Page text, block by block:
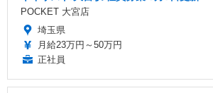
POCKET 大宮店
埼玉県
月給23万円～50万円
正社員